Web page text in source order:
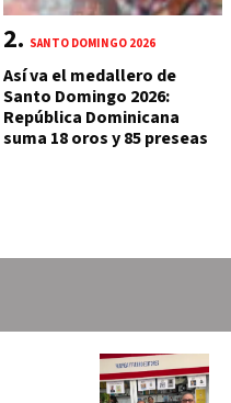
SANTO DOMINGO 2026
Así va el medallero de
Santo Domingo 2026:
República Dominicana
suma 18 oros y 85 preseas